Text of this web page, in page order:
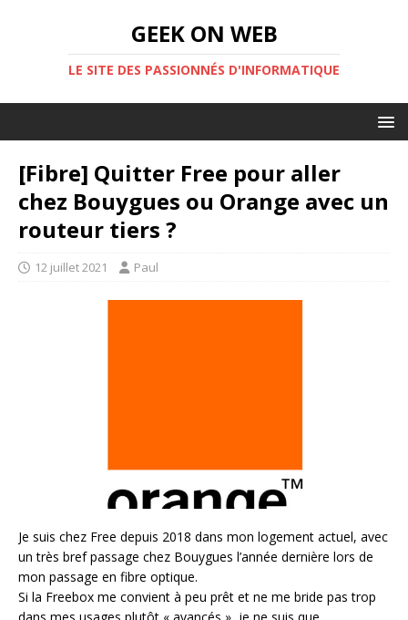
GEEK ON WEB
LE SITE DES PASSIONNÉS D'INFORMATIQUE
[Fibre] Quitter Free pour aller
chez Bouygues ou Orange avec un
routeur tiers ?
12 juillet 2021 Paul
Je suis chez Free depuis 2018 dans mon logement actuel, avec
un très bref passage chez Bouygues l’année dernière lors de
mon passage en fibre optique.
Si la Freebox me convient à peu prêt et ne me bride pas trop